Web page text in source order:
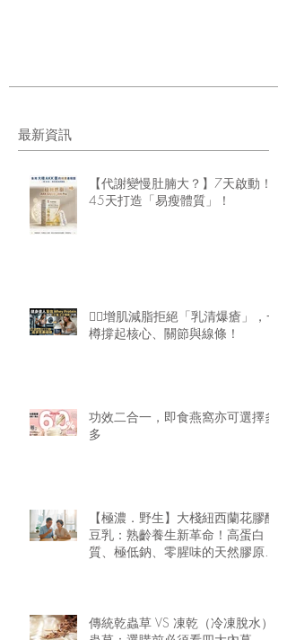
最新資訊
【代謝變慢肚腩大？】7天啟動！
45天打造「易瘦體質」！
🏋️‍♂️增肌減脂拒絕「乳清爆瘡」，一
樽撐起核心、關節與線條！
功效二合一，即食燕窩亦可選擇多
多
【極濃．野生】大棧紐西蘭花膠醇
豆乳：熟齡養生新革命！高蛋白
質、極低鈉、零腥味的天然膠原精
傳統乾蟲草 VS 凍乾（冷凍脫水）